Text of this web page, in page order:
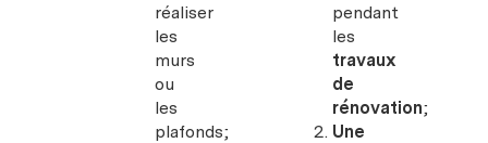
réaliser
les
murs
ou
les
plafonds;
pendant
les
travaux
de
rénovation;
Une